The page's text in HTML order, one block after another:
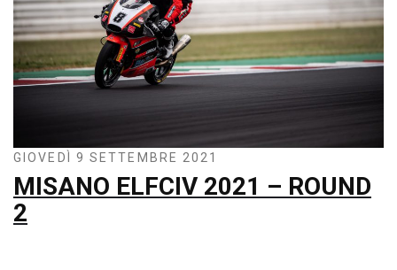
GIOVEDÌ 9 SETTEMBRE 2021
MISANO ELFCIV 2021 – ROUND
2